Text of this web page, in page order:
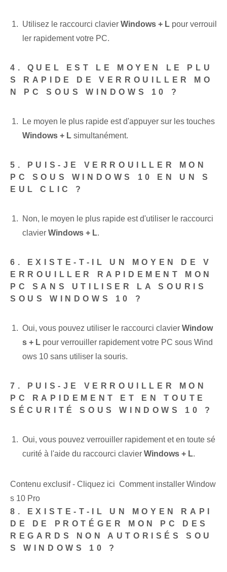
Utilisez le raccourci clavier Windows + L pour verrouil
ler rapidement votre PC.
4. QUEL EST LE MOYEN LE PLU
S RAPIDE DE VERROUILLER MO
N PC SOUS WINDOWS 10 ?
Le moyen le plus rapide est d'appuyer sur les touches
Windows + L simultanément.
5. PUIS-JE VERROUILLER MON
PC SOUS WINDOWS 10 EN UN S
EUL CLIC ?
Non, le moyen le plus rapide est d'utiliser le raccourci
clavier Windows + L.
6. EXISTE-T-IL UN MOYEN DE V
ERROUILLER RAPIDEMENT MON
PC SANS UTILISER LA SOURIS
SOUS WINDOWS 10 ?
Oui, vous pouvez utiliser le raccourci clavier Window
s + L pour verrouiller rapidement votre PC sous Wind
ows 10 sans utiliser la souris.
7. PUIS-JE VERROUILLER MON
PC RAPIDEMENT ET EN TOUTE
SÉCURITÉ SOUS WINDOWS 10 ?
Oui, vous pouvez verrouiller rapidement et en toute sé
curité à l'aide du raccourci clavier Windows + L.
Contenu exclusif - Cliquez ici Comment installer Window
s 10 Pro
8. EXISTE-T-IL UN MOYEN RAPI
DE DE PROTÉGER MON PC DES
REGARDS NON AUTORISÉS SOU
S WINDOWS 10 ?